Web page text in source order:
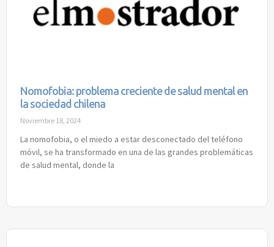
Nomofobia: problema creciente de salud mental en
la sociedad chilena
Noviembre 18, 2024
La nomofobia, o el miedo a estar desconectado del teléfono
móvil, se ha transformado en una de las grandes problemáticas
de salud mental, donde la